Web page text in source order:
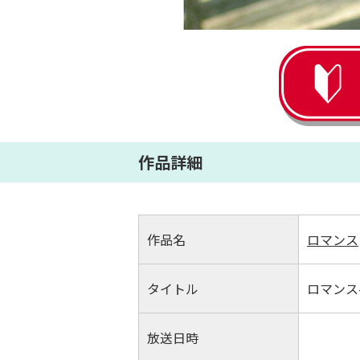
作品詳細
作品名 ロマンス
タイトル ロマン
放送日時